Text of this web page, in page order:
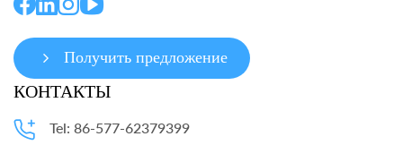
Получить предложение
КОНТАКТЫ
Tel: 86-577-62379399